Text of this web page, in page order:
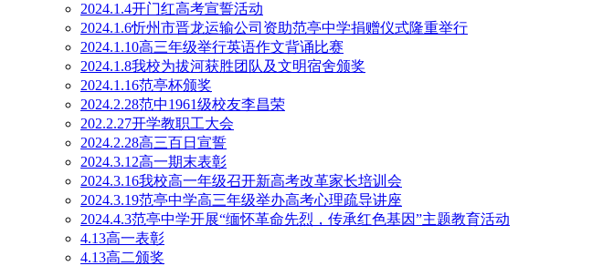
2024.1.4开门红高考宣誓活动
2024.1.6忻州市晋龙运输公司资助范亭中学捐赠仪式隆重举行
2024.1.10高三年级举行英语作文背诵比赛
2024.1.8我校为拔河获胜团队及文明宿舍颁奖
2024.1.16范亭杯颁奖
2024.2.28范中1961级校友李昌荣
202.2.27开学教职工大会
2024.2.28高三百日宣誓
2024.3.12高一期末表彰
2024.3.16我校高一年级召开新高考改革家长培训会
2024.3.19范亭中学高三年级举办高考心理疏导讲座
2024.4.3范亭中学开展“缅怀革命先烈，传承红色基因”主题教育活动
4.13高一表彰
4.13高二颁奖